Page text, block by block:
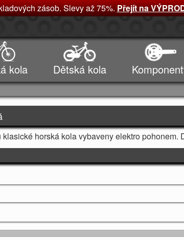
zásob. Slevy až 75%.Přejít na
kola Dětská kola
horská kola vybaveny elektro